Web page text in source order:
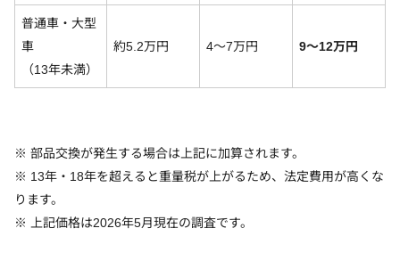
普通車・大型
車
（13年未満）
約5.2万円 4〜7万円 9〜12万円
※ 部品交換が発生する場合は上記に加算されます。
※ 13年・18年を超えると重量税が上がるため、法定費用が高くな
ります。
※ 上記価格は2026年5月現在の調査です。